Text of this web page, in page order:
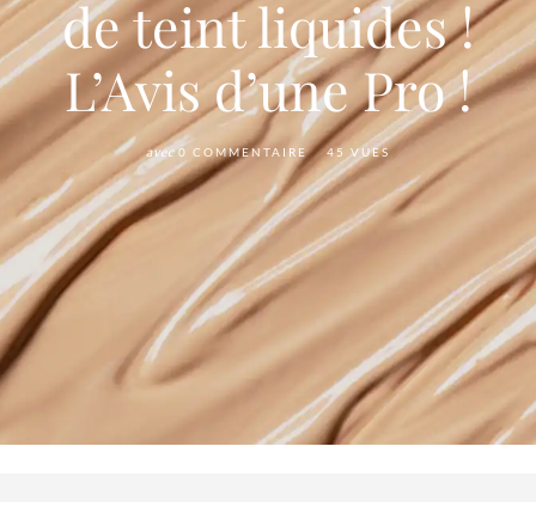
de teint liquides !
L’Avis d’une Pro !
avec0 COMMENTAIRE 45 VUES